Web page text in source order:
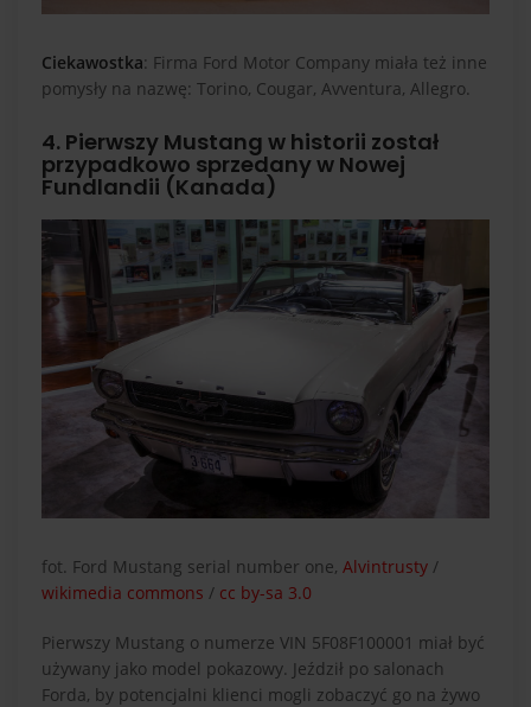
Ciekawostka: Firma Ford Motor Company miała też inne
pomysły na nazwę: Torino, Cougar, Avventura, Allegro.
4. Pierwszy Mustang w historii został
przypadkowo sprzedany w Nowej
Fundlandii (Kanada)
fot. Ford Mustang serial number one, Alvintrusty /
wikimedia commons / cc by-sa 3.0
Pierwszy Mustang o numerze VIN 5F08F100001 miał być
używany jako model pokazowy. Jeździł po salonach
Forda, by potencjalni klienci mogli zobaczyć go na żywo